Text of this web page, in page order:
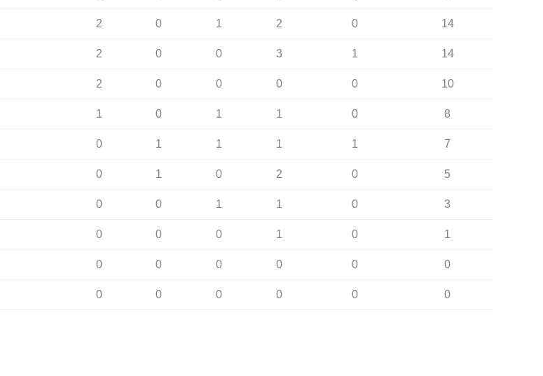
2 0 1 2 0 14
2 0 0 3 1 14
2 0 0 0 0 10
1 0 1 1 0 8
0 1 1 1 1 7
0 1 0 2 0 5
0 0 1 1 0 3
0 0 0 1 0 1
0 0 0 0 0 0
0 0 0 0 0 0